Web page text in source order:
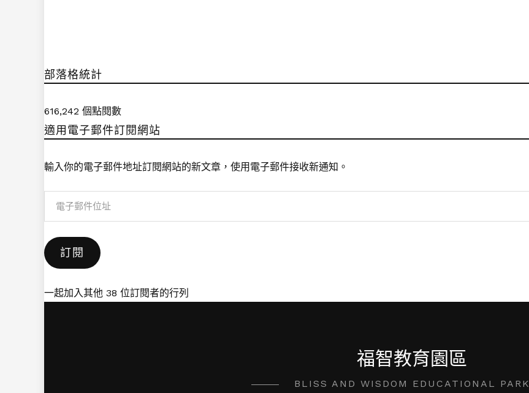
部落格統計
616,242 個點閱數
適用電子郵件訂閱網站
輸入你的電子郵件地址訂閱網站的新文章，使用電子郵件接收新通知。
件
位
訂閱
一起加入其他 38 位訂閱者的行列
福智教育園區
BLISS AND WISDOM EDUCATIONAL PARK